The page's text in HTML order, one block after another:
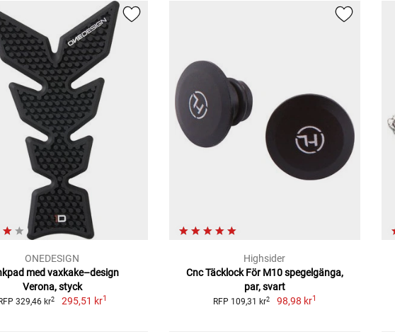
ONEDESIGN
med vaxkake–design
Verona, styck
329,46 kr2 295,51 kr1
Highsider
Cnc Täcklock För M10 spegelgänga,
par, svart
RFP 109,31 kr2 98,98 kr1